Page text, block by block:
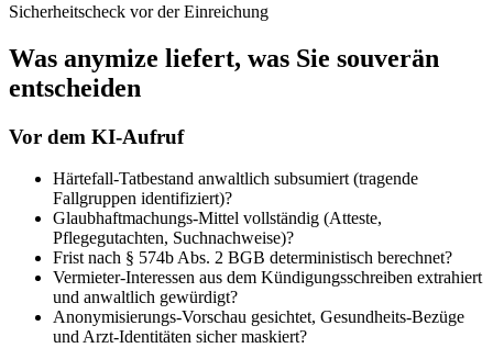
Sicherheitscheck vor der Einreichung
Was anymize liefert, was Sie souverän
entscheiden
Vor dem KI-Aufruf
Härtefall-Tatbestand anwaltlich subsumiert (tragende
Fallgruppen identifiziert)?
Glaubhaftmachungs-Mittel vollständig (Atteste,
Pflegegutachten, Suchnachweise)?
Frist nach § 574b Abs. 2 BGB deterministisch berechnet?
Vermieter-Interessen aus dem Kündigungsschreiben extrahiert
und anwaltlich gewürdigt?
Anonymisierungs-Vorschau gesichtet, Gesundheits-Bezüge
und Arzt-Identitäten sicher maskiert?